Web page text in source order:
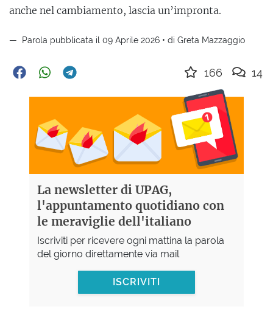
anche nel cambiamento, lascia un’impronta.
Parola pubblicata il 09 Aprile 2026 • di Greta Mazzaggio
166 14
La newsletter di UPAG,
l'appuntamento quotidiano con
le meraviglie dell'italiano
Iscriviti per ricevere ogni mattina la parola
del giorno direttamente via mail
ISCRIVITI